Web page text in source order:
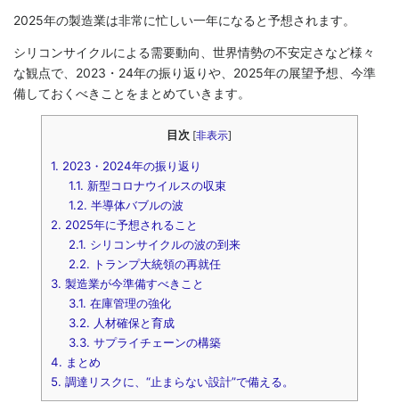
2025年の製造業は非常に忙しい一年になると予想されます。
シリコンサイクルによる需要動向、世界情勢の不安定さなど様々
な観点で、2023・24年の振り返りや、2025年の展望予想、今準
備しておくべきことをまとめていきます。
目次 [非表示]
1. 2023・2024年の振り返り
1.1. 新型コロナウイルスの収束
1.2. 半導体バブルの波
2. 2025年に予想されること
2.1. シリコンサイクルの波の到来
2.2. トランプ大統領の再就任
3. 製造業が今準備すべきこと
3.1. 在庫管理の強化
3.2. 人材確保と育成
3.3. サプライチェーンの構築
4. まとめ
5. 調達リスクに、“止まらない設計”で備える。